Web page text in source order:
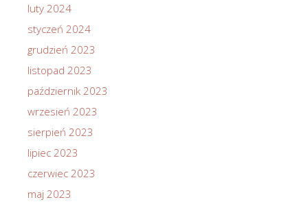
luty 2024
styczeń 2024
grudzień 2023
listopad 2023
październik 2023
wrzesień 2023
sierpień 2023
lipiec 2023
czerwiec 2023
maj 2023